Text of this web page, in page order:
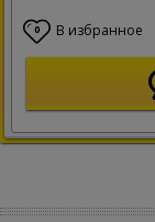
0 В избранное